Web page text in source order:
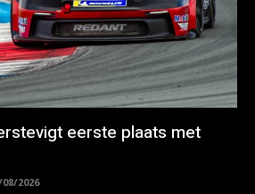
eerste plaats met
08/2026